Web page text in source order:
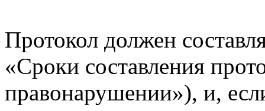
Протокол должен
«Сроки составления
правонарушении»), и,